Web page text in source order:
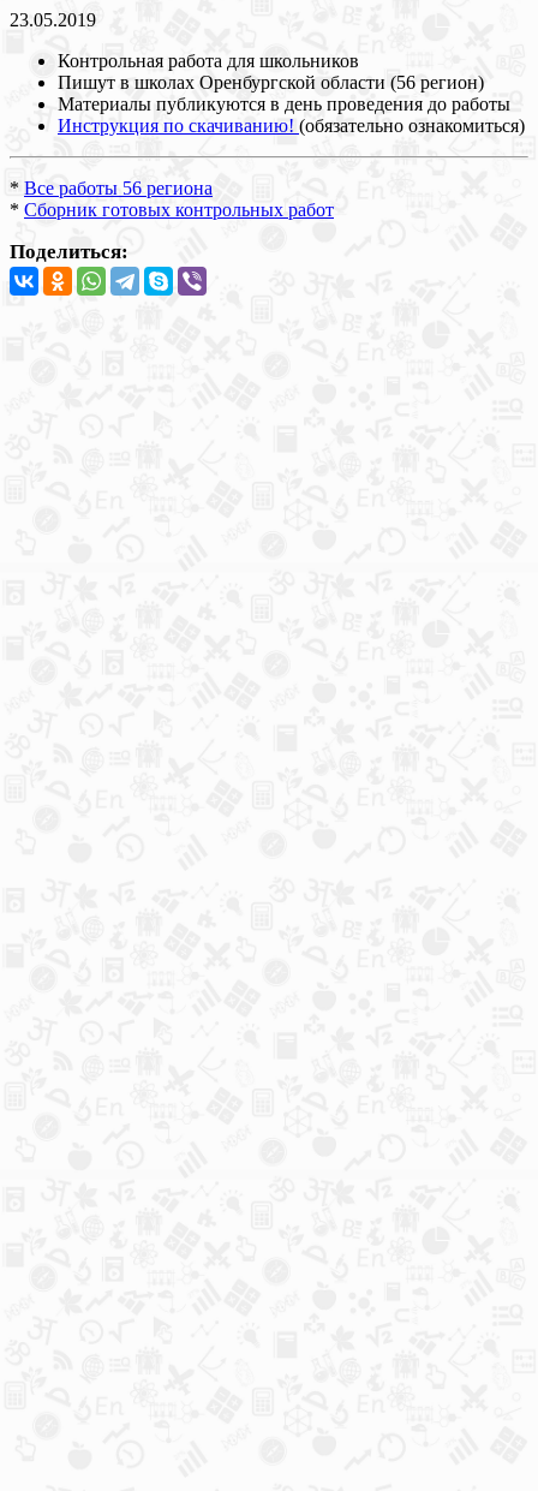
23.05.2019
Контрольная работа для школьников
Пишут в школах Оренбургской области (56 регион)
Материалы публикуются в день проведения до работы
Инструкция по скачиванию! (обязательно ознакомиться)
* Все работы 56 региона
* Сборник готовых контрольных работ
Поделиться: